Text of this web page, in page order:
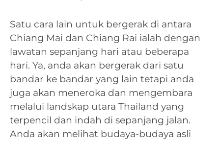
Satu cara lain untuk bergerak di antara
Chiang Mai dan Chiang Rai ialah dengan
lawatan sepanjang hari atau beberapa
hari. Ya, anda akan bergerak dari satu
bandar ke bandar yang lain tetapi anda
juga akan meneroka dan mengembara
melalui landskap utara Thailand yang
terpencil dan indah di sepanjang jalan.
Anda akan melihat budaya-budaya asli